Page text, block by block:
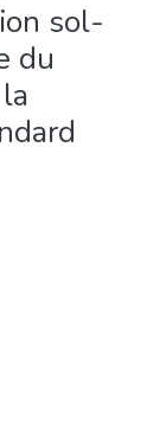
sol-
du